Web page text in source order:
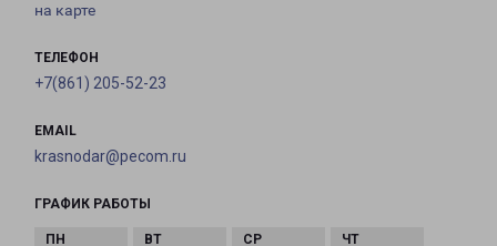
на карте
ТЕЛЕФОН
+7(861) 205-52-23
EMAIL
krasnodar@pecom.ru
ГРАФИК РАБОТЫ